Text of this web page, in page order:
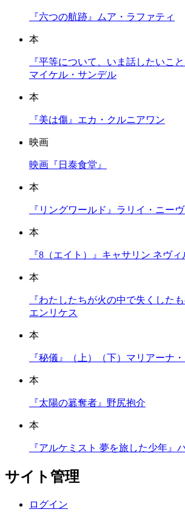
『六つの航跡』ムア・ラファティ
本
『平等について、いま話したいこ
マイケル・サンデル
本
『美は傷』エカ・クルニアワン
映画
映画『日泰食堂』
本
『リングワールド』ラリイ・ニー
本
『8（エイト）』キャサリン ネヴィ
本
『わたしたちが火の中で失くした
エンリケス
本
『秘儀』（上）（下）マリアーナ
本
『太陽の簒奪者』野尻抱介
本
『アルケミスト 夢を旅した少年』
サイト管理
ログイン